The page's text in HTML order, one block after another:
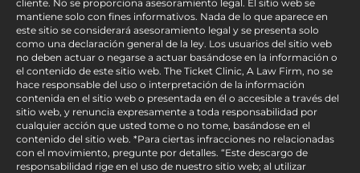
cliente. No se proporciona asesoramiento legal. El sitio web se
mantiene solo con fines informativos. Nada de lo que aparece en
este sitio se considerará asesoramiento legal y se presenta solo
como una declaración general de la ley. Los usuarios del sitio web
no deben actuar o negarse a actuar basándose en la información o
el contenido de este sitio web. The Ticket Clinic, A Law Firm, no se
hace responsable del uso o interpretación de la información
contenida en el sitio web o presentada en él o accesible a través del
sitio web, y renuncia expresamente a toda responsabilidad por
cualquier acción que usted tome o no tome, basándose en el
contenido del sitio web. *Para ciertas infracciones no relacionadas
con el movimiento, pregunte por detalles. “Este descargo de
responsabilidad rige en el uso de nuestro sitio web; al utilizar